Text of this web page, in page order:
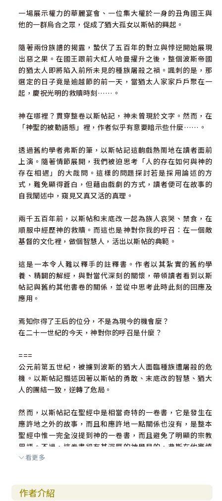
一場展示權力的華麗宴會、一位集大權於一身的丑角國王與
他的一群烏合之眾，促成了猶大孤女以斯帖的興起。
隨著兩份族譜的揭露，蟄伏了五百年的對立與悖逆開始展現
出惡之果。在國王跟前大紅人哈曼擢升之後，整個波斯帝國
的猶太人即將陷入前所未見的種族屠殺之禍。諷刺的是，那
選定的日子竟是逾越節的前一天，當猶太人家家戶戶聚在一
起，慶祝光明的救贖時刻……。
神在哪裡？貫穿整卷以斯帖記，神未曾現於文字。然而，在
「神聖的被動語態」裡，作者似乎有意要暗示些什麼……。
透過舊約學者弗斯的筆，以斯帖記這齣戲熱鬧地在讀者面前
上演。隨著情節展開，我們被迫思考「人的存在如何與神的
存在相遇」的大哉問。這樣的問題探討若是採用論述的方
式，難免顯得蒼白，但藉由戲劇的方式，讀者便可在故事的
自我闡述中，窺見又真又活的真理。
兩千五百年前，以斯帖和末底改一起為族人哀哭、禁食，在
順服中經歷神的救贖。而這也是神對你我的呼召：在一個敵
基督的文化裡，做個智慧人，活出以斯帖的典範。
這是一本令人難以釋手的註釋書。作者以其紮實的舊約學
養、精闢的解經，與對當代深刻的關懷，帶領讀者看到以斯
帖記與舊約其他書卷的關係，並從中思考此時此刻的回應及
應用。
焉知你得了王后的位分，不是為現今的機會麼？
在二十一世紀的今天，神對你的呼召是什麼？
===
公元前第五世紀，被擄到波斯的猶大人面臨種族遭屠殺的危
機。以斯帖記描述因著以斯帖的勇敢、末底改的智慧、猶大
人的團結一致，逆轉了危局。
然而，以斯帖記在聖經中是相當奇特的一卷書，它是發生在
應許地之外的故事，而且和應許地一點關係也沒有，是整本
聖經中惟一完全沒提到神的一卷書，而且避免了明顯的宗教
用語。不過，這卷書卻有其深厚的神學目的，弗斯在他審慎
的研究中，帶出這樣的觀點：他認為這卷書邀請我們反思，
要活出信仰的我們，特別重要。神在基督裡救贖的目的，比
看更多
作者介紹